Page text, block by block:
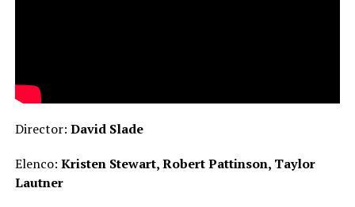
Director: David Slade
Elenco: Kristen Stewart, Robert Pattinson, Taylor
Lautner